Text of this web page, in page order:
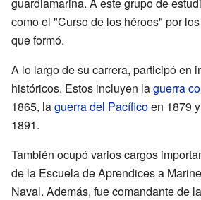
como el "Curso de los héroes" por
que formó.
A lo largo de su carrera, participó en
históricos. Estos incluyen laguerra
1865, laguerra del Pacíficoen 1879
1891.
También ocupó varios cargos
de la Escuela de Aprendices a
Naval. Además, fue comandante de